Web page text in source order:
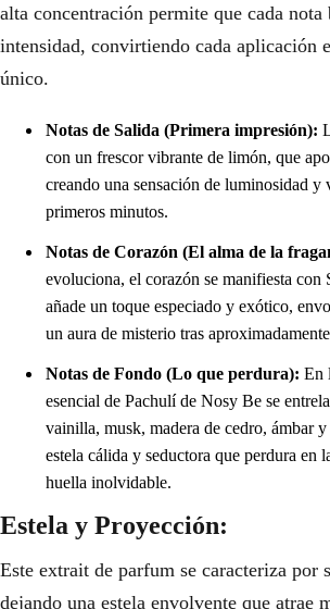
alta concentración permite que cada
intensidad, convirtiendo cada aplicación
único.
Notas de Salida (Primera impresión):
con un frescor vibrante de limón, que
creando una sensación de luminosidad y
primeros minutos.
Notas de Corazón (El alma de la
evoluciona, el corazón se manifiesta con
añade un toque especiado y exótico,
un aura de misterio tras
Notas de Fondo (Lo que perdura): En
esencial de Pachulí de Nosy Be se
vainilla, musk, madera de cedro, ámbar
estela cálida y seductora que perdura en
huella inolvidable.
Estela y Proyección:
Este extrait de parfum se caracteriza por
dejando una estela envolvente que atrae